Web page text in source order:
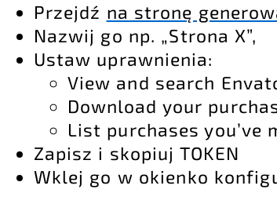
Przejdź na stronę
Nazwij go np. „Strona X”,
Ustaw uprawnienia:
View and search
Download your
List purchases you’ve
Zapisz i skopiuj TOKEN
Wklej go w okienko